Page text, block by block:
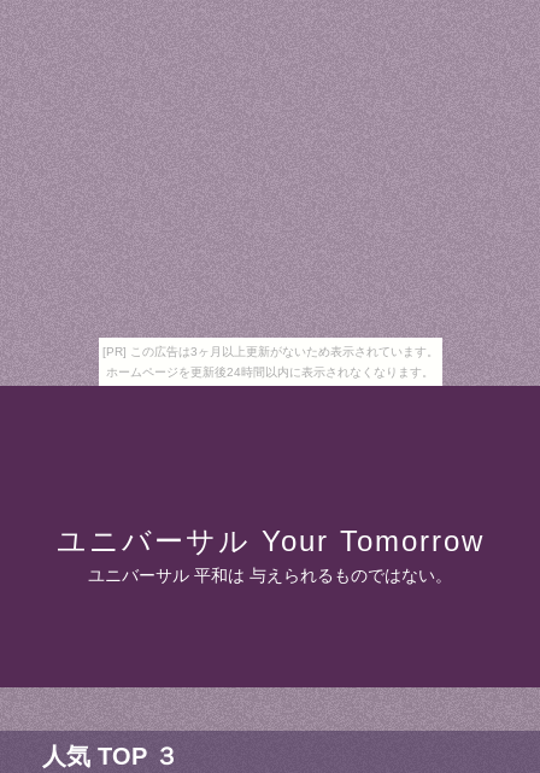
[PR] この広告は3ヶ月以上更新がないため表示されています。
ホームページを更新後24時間以内に表示されなくなります。
ユニバーサル Your Tomorrow
ユニバーサル 平和は 与えられるものではない。
人気 TOP ３